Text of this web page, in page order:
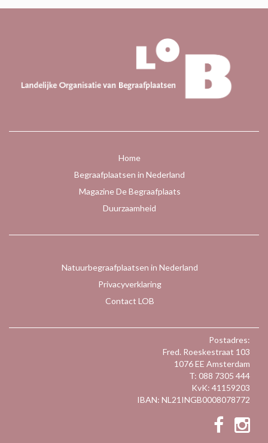
Home
Begraafplaatsen in Nederland
Magazine De Begraafplaats
Duurzaamheid
Natuurbegraafplaatsen in Nederland
Privacyverklaring
Contact LOB
Postadres:
Fred. Roeskestraat 103
1076 EE Amsterdam
T: 088 7305 444
KvK: 41159203
IBAN: NL21INGB0008078772